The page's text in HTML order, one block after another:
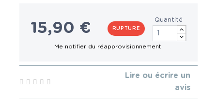
15,90 € RUPTURE
Quantité
Lire ou écrire un
avis